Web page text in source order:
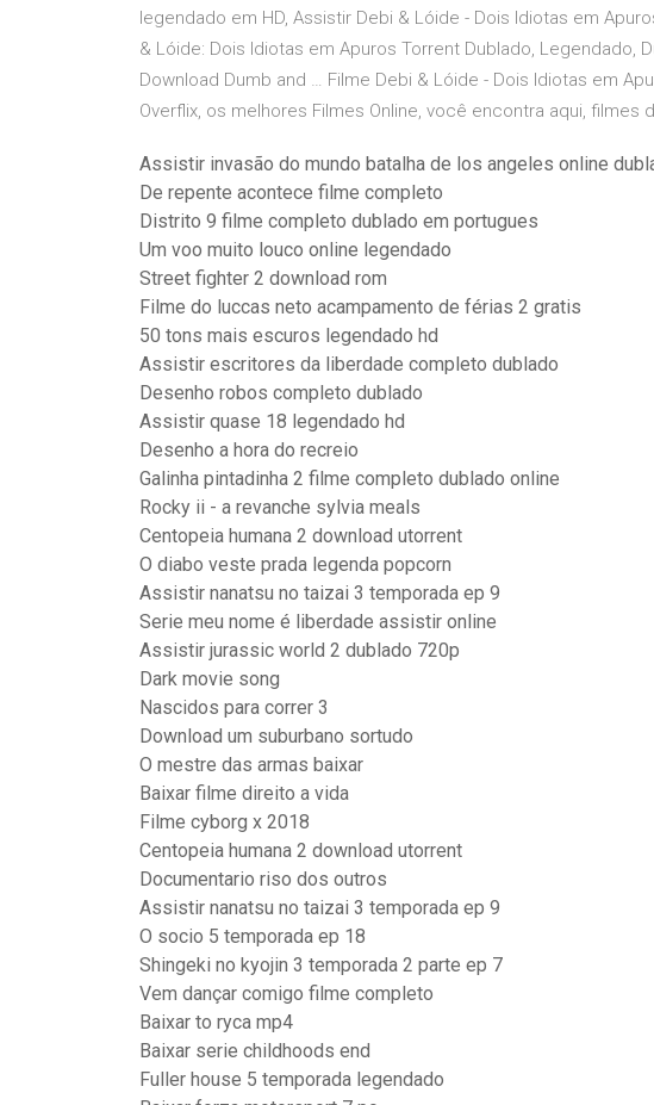
legendado em HD, Assistir Debi & Lóide - Dois Idiotas em
& Lóide: Dois Idiotas em Apuros Torrent Dublado, Legendado,
Download Dumb and … Filme Debi & Lóide - Dois Idiotas em
Overflix, os melhores Filmes Online, você encontra aqui, filmes
Assistir invasão do mundo batalha de los angeles online
De repente acontece filme completo
Distrito 9 filme completo dublado em portugues
Um voo muito louco online legendado
Street fighter 2 download rom
Filme do luccas neto acampamento de férias 2 gratis
50 tons mais escuros legendado hd
Assistir escritores da liberdade completo dublado
Desenho robos completo dublado
Assistir quase 18 legendado hd
Desenho a hora do recreio
Galinha pintadinha 2 filme completo dublado online
Rocky ii - a revanche sylvia meals
Centopeia humana 2 download utorrent
O diabo veste prada legenda popcorn
Assistir nanatsu no taizai 3 temporada ep 9
Serie meu nome é liberdade assistir online
Assistir jurassic world 2 dublado 720p
Dark movie song
Nascidos para correr 3
Download um suburbano sortudo
O mestre das armas baixar
Baixar filme direito a vida
Filme cyborg x 2018
Centopeia humana 2 download utorrent
Documentario riso dos outros
Assistir nanatsu no taizai 3 temporada ep 9
O socio 5 temporada ep 18
Shingeki no kyojin 3 temporada 2 parte ep 7
Vem dançar comigo filme completo
Baixar to ryca mp4
Baixar serie childhoods end
Fuller house 5 temporada legendado